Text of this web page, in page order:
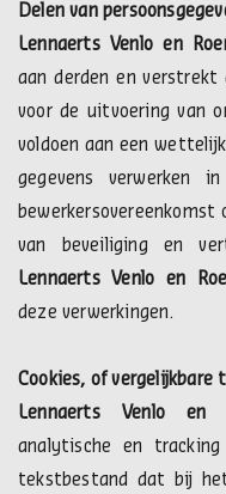
Delen van
Lennaerts Venlo en
aan derden en
voor de uitvoering van
voldoen aan een
gegevens verwerken
van beveiliging en
Lennaerts Venlo en
deze verwerkingen.
Cookies, of vergelijkbare
Lennaerts Venlo en
analytische en
tekstbestand dat bij